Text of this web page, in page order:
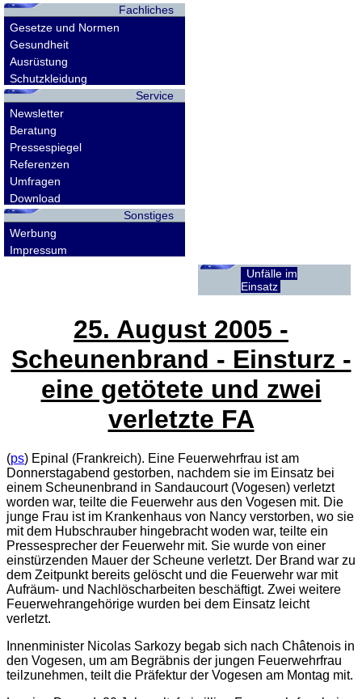
Fachliches
Gesetze und Normen
Gesundheit
Ausrüstung
Schutzkleidung
Service
Newsletter
Beratung
Pressespiegel
Referenzen
Umfragen
Download
Sonstiges
Werbung
Impressum
Unfälle im
Einsatz
25. August 2005 -
Scheunenbrand - Einsturz -
eine getötete und zwei
verletzte FA
(ps) Epinal (Frankreich). Eine Feuerwehrfrau ist am
Donnerstagabend gestorben, nachdem sie im Einsatz bei
einem Scheunenbrand in Sandaucourt (Vogesen) verletzt
worden war, teilte die Feuerwehr aus den Vogesen mit. Die
junge Frau ist im Krankenhaus von Nancy verstorben, wo sie
mit dem Hubschrauber hingebracht woden war, teilte ein
Pressesprecher der Feuerwehr mit. Sie wurde von einer
einstürzenden Mauer der Scheune verletzt. Der Brand war zu
dem Zeitpunkt bereits gelöscht und die Feuerwehr war mit
Aufräum- und Nachlöscharbeiten beschäftigt. Zwei weitere
Feuerwehrangehörige wurden bei dem Einsatz leicht
verletzt.
Innenminister Nicolas Sarkozy begab sich nach Châtenois in
den Vogesen, um am Begräbnis der jungen Feuerwehrfrau
teilzunehmen, teilt die Präfektur der Vogesen am Montag mit.